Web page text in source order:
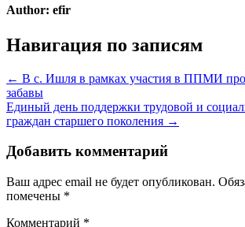
Author: efir
Навигация по записям
← В с. Ишля в рамках участия в ППМИ
забавы
Единый день поддержки трудовой и
граждан старшего поколения →
Добавить комментарий
Ваш адрес email не будет опубликован.
помечены *
Комментарий *